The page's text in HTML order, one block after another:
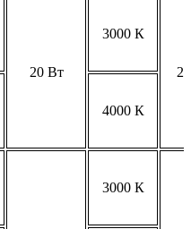
20 Вт
3000 К
4000 К
3000 К